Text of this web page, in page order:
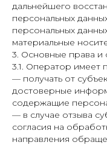
дальнейшего
персональных
персональных
материальные
3. Основные права и
3.1. Оператор имеет
— получать от
достоверные
содержащие
— в случае отзыва
согласия на
направления